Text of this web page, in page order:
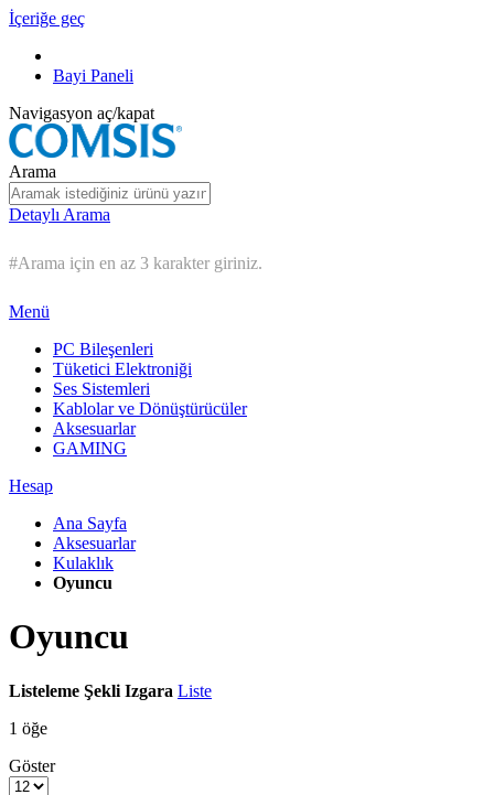
İçeriğe geç
Bayi Paneli
Navigasyon aç/kapat
Arama
Detaylı Arama
#Arama için en az 3 karakter giriniz.
Menü
PC Bileşenleri
Tüketici Elektroniği
Ses Sistemleri
Kablolar ve Dönüştürücüler
Aksesuarlar
GAMING
Hesap
Ana Sayfa
Aksesuarlar
Kulaklık
Oyuncu
Oyuncu
Listeleme Şekli Izgara Liste
1 öğe
Göster